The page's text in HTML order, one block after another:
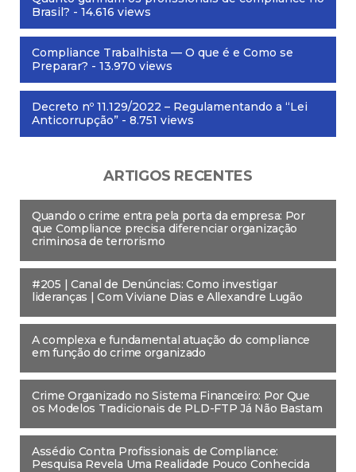
Brasil? - 14.616 views
Compliance Trabalhista — O que é e Como se
Preparar? - 13.970 views
Decreto nº 11.129/2022 – Regulamentando a “Lei
Anticorrupção” - 8.751 views
ARTIGOS RECENTES
Quando o crime entra pela porta da empresa: Por
que Compliance precisa diferenciar organização
criminosa de terrorismo
#205 | Canal de Denúncias: Como investigar
lideranças | Com Viviane Dias e Allexandre Lugão
A complexa e fundamental atuação do compliance
em função do crime organizado
Crime Organizado no Sistema Financeiro: Por Que
os Modelos Tradicionais de PLD-FTP Já Não Bastam
Assédio Contra Profissionais de Compliance:
Pesquisa Revela Uma Realidade Pouco Conhecida